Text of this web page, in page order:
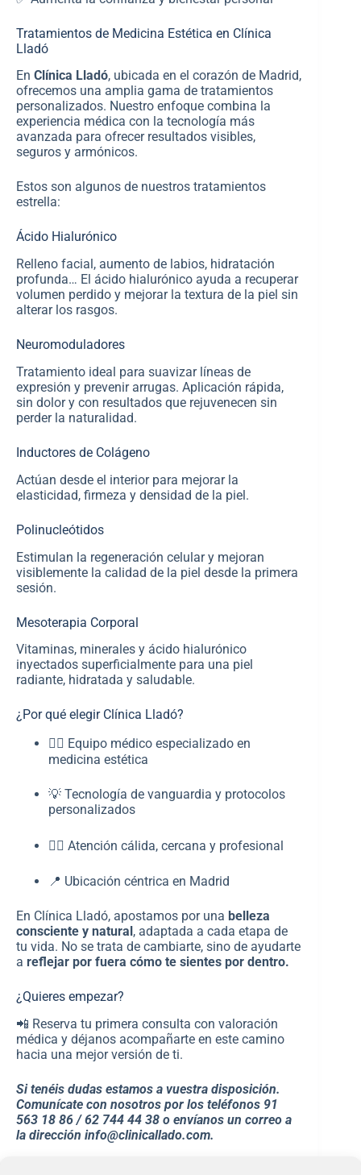
Tratamientos de Medicina Estética en Clínica
Lladó
En Clínica Lladó, ubicada en el corazón de Madrid,
ofrecemos una amplia gama de tratamientos
personalizados. Nuestro enfoque combina la
experiencia médica con la tecnología más
avanzada para ofrecer resultados visibles,
seguros y armónicos.
Estos son algunos de nuestros tratamientos
estrella:
Ácido Hialurónico
Relleno facial, aumento de labios, hidratación
profunda… El ácido hialurónico ayuda a recuperar
volumen perdido y mejorar la textura de la piel sin
alterar los rasgos.
Neuromoduladores
Tratamiento ideal para suavizar líneas de
expresión y prevenir arrugas. Aplicación rápida,
sin dolor y con resultados que rejuvenecen sin
perder la naturalidad.
Inductores de Colágeno
Actúan desde el interior para mejorar la
elasticidad, firmeza y densidad de la piel.
Polinucleótidos
Estimulan la regeneración celular y mejoran
visiblemente la calidad de la piel desde la primera
sesión.
Mesoterapia Corporal
Vitaminas, minerales y ácido hialurónico
inyectados superficialmente para una piel
radiante, hidratada y saludable.
¿Por qué elegir Clínica Lladó?
👩‍⚕️ Equipo médico especializado en
medicina estética
💡 Tecnología de vanguardia y protocolos
personalizados
🧘‍♀️ Atención cálida, cercana y profesional
📍 Ubicación céntrica en Madrid
En Clínica Lladó, apostamos por una belleza
consciente y natural , adaptada a cada etapa de
tu vida. No se trata de cambiarte, sino de ayudarte
a reflejar por fuera cómo te sientes por dentro.
¿Quieres empezar?
📲 Reserva tu primera consulta con valoración
médica y déjanos acompañarte en este camino
hacia una mejor versión de ti.
Si tenéis dudas estamos a vuestra disposición.
Comunícate con nosotros por los teléfonos 91
563 18 86 / 62 744 44 38 o envíanos un correo a
la dirección info@clinicallado.com.